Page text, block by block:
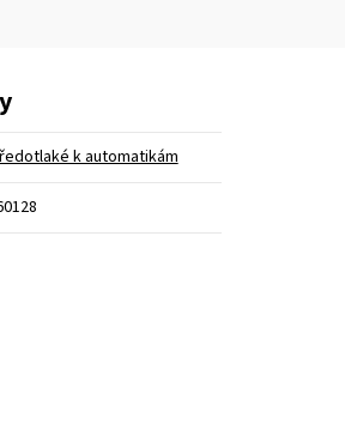
k automatikám